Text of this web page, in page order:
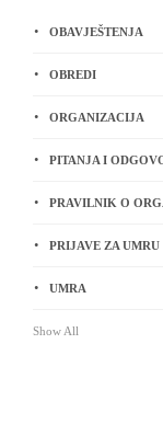
OBAVJEŠTENJA
OBREDI
ORGANIZACIJA
PITANJA I
PRAVILNIK O
PRIJAVE ZA UMRU
UMRA
Show All